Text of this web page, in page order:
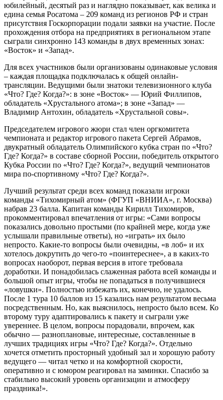
юбилейный, десятый раз и наглядно показывает, как велика и
едина семья Росатома – 209 команд из регионов РФ и стран
присутствия Госкорпорации подали заявки на участие. После
прохождения отбора на предприятиях в региональном этапе
сыграли синхронно 143 команды в двух временных зонах:
«Восток» и «Запад».
Для всех участников были организованы одинаковые условия
– каждая площадка подключалась к общей онлайн-
трансляции. Ведущими были знатоки телевизионного клуба
«Что? Где? Когда?»: в зоне «Восток» — Юрий Филлипов,
обладатель «Хрустального атома»; в зоне «Запад» —
Владимир Антохин, обладатель «Хрустальной совы».
Председателем игрового жюри стал член оргкомитета
чемпионата и редактор игрового пакета Сергей Абрамов,
двукратный обладатель Олимпийского кубка стран по «Что?
Где? Когда?» в составе сборной России, победитель открытого
Кубка России по «Что? Где? Когда?», ведущий чемпионатов
мира по-спортивному «Что? Где? Когда?».
Лучший результат среди всех команд показали игроки
команды «Тихомирный атом» (ФГУП «ВНИИА», г. Москва)
набрав 23 балла. Капитан команды Кирилл Тихомиров,
прокомментировал впечатления от игры: «Сами вопросы
показались довольно простыми (по крайней мере, когда уже
услышали правильные ответы), но «играть» их было
непросто. Какие-то вопросы были очевидны, «в лоб» и их
хотелось докрутить до чего-то «поинтереснее», а в каких-то
вопросах наоборот, первая версия в итоге требовала
доработки. И понадобилась слаженная работа всей команды и
большой опыт игры, чтобы не попадаться в получившиеся
«ловушки». Полностью избежать их, конечно, не удалось.
После 1 тура 10 баллов из 15 казались нам результатом весьма
посредственным. Но, как выяснилось, непросто было всем. Ко
второму туру адаптировались к пакету и сыграли уже
увереннее. В целом, вопросы порадовали, впрочем, как
обычно — разноплановые, интересные, составленные в
лучших традициях игры «Что? Где? Когда?». Отдельно
хочется отметить просторный удобный зал и хорошую работу
ведущего — читал четко и на комфортной скорости,
оперативно и с юмором реагировал на заминки. Спасибо за
стабильно высокий уровень организации и атмосферу
праздника!».